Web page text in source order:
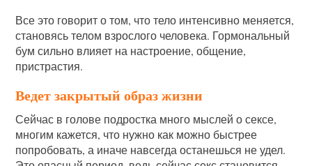
Все это говорит о том, что тело интенсивно меняется,
становясь телом взрослого человека. Гормональный
бум сильно влияет на настроение, общение,
пристрастия.
Ведет закрытый образ жизни
Сейчас в голове подростка много мыслей о сексе,
многим кажется, что нужно как можно быстрее
попробовать, а иначе навсегда останешься не удел.